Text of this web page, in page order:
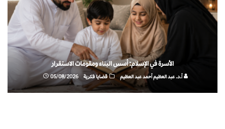
الأسرة في الإسلام: أسس البناء ومقومات الاستقرار
أ.د. عبد العظيم أحمد عبد العظيم قضايا فكرية 05/08/2026